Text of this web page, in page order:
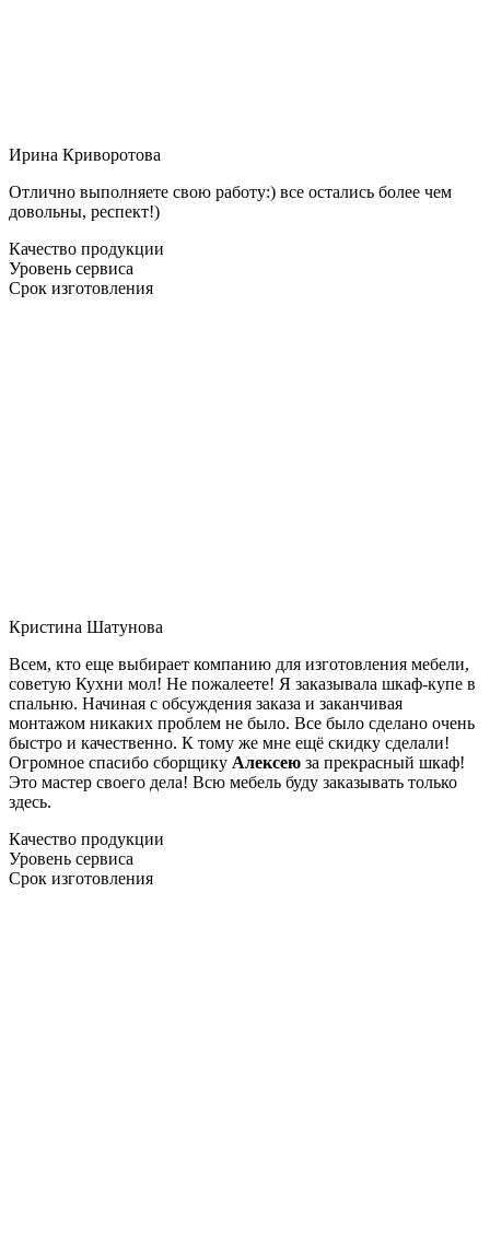
Ирина Криворотова
Отлично выполняете свою работу:) все остались более чем
довольны, респект!)
Качество продукции
Уровень сервиса
Срок изготовления
Кристина Шатунова
Всем, кто еще выбирает компанию для изготовления мебели,
советую Кухни мол! Не пожалеете! Я заказывала шкаф-купе в
спальню. Начиная с обсуждения заказа и заканчивая
монтажом никаких проблем не было. Все было сделано очень
быстро и качественно. К тому же мне ещё скидку сделали!
Огромное спасибо сборщику Алексею за прекрасный шкаф!
Это мастер своего дела! Всю мебель буду заказывать только
здесь.
Качество продукции
Уровень сервиса
Срок изготовления